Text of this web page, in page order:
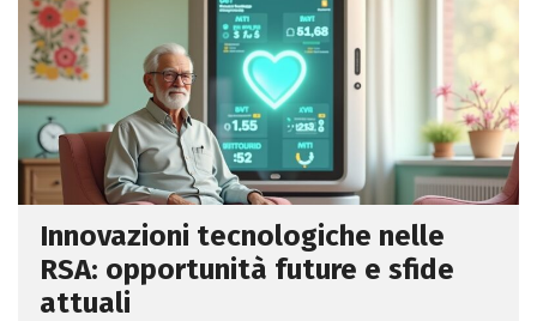
Innovazioni tecnologiche nelle
RSA: opportunità future e sfide
attuali